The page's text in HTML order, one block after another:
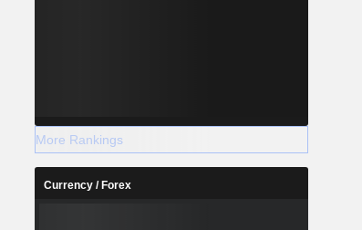
More Rankings
Currency / Forex